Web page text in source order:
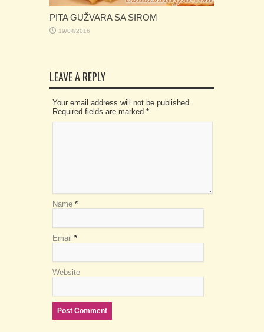
PITA GUŽVARA SA SIROM
19/04/2016
LEAVE A REPLY
Your email address will not be published.
Required fields are marked *
Name *
Email *
Website